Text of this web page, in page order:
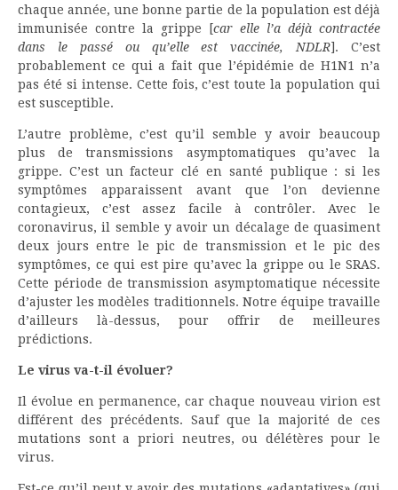
chaque année, une bonne partie de la population est déjà
immunisée contre la grippe [car elle l’a déjà contractée
dans le passé ou qu’elle est vaccinée, NDLR]. C’est
probablement ce qui a fait que l’épidémie de H1N1 n’a
pas été si intense. Cette fois, c’est toute la population qui
est susceptible.
L’autre problème, c’est qu’il semble y avoir beaucoup
plus de transmissions asymptomatiques qu’avec la
grippe. C’est un facteur clé en santé publique : si les
symptômes apparaissent avant que l’on devienne
contagieux, c’est assez facile à contrôler. Avec le
coronavirus, il semble y avoir un décalage de quasiment
deux jours entre le pic de transmission et le pic des
symptômes, ce qui est pire qu’avec la grippe ou le SRAS.
Cette période de transmission asymptomatique nécessite
d’ajuster les modèles traditionnels. Notre équipe travaille
d’ailleurs là-dessus, pour offrir de meilleures
prédictions.
Le virus va-t-il évoluer?
Il évolue en permanence, car chaque nouveau virion est
différent des précédents. Sauf que la majorité de ces
mutations sont a priori neutres, ou délétères pour le
virus.